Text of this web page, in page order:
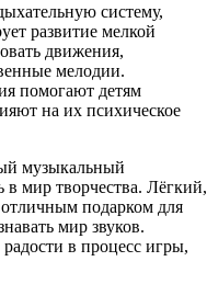
систему,
развитие мелкой
движения,
мелодии.
помогают детям
на их психическое
музыкальный
в мир творчества. Лёгкий,
подарком для
мир звуков.
в процесс игры,